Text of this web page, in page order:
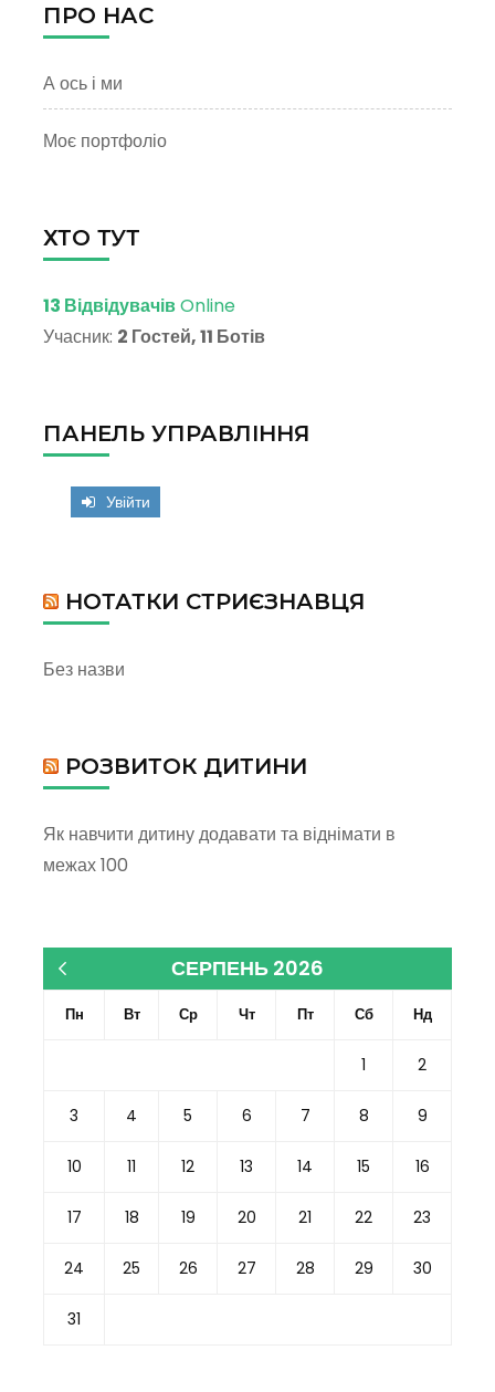
ПРО НАС
А ось і ми
Моє портфоліо
ХТО ТУТ
13 ВідвідувачівOnline
Учасник: 2 Гостей, 11 Ботів
ПАНЕЛЬ УПРАВЛІННЯ
Увійти
НОТАТКИ СТРИЄЗНАВЦЯ
Без назви
РОЗВИТОК ДИТИНИ
Як навчити дитину додавати та віднімати в
межах 100
СЕРПЕНЬ 2026
Пн Вт Ср Чт Пт Сб Нд
1 2
3 4 5 6 7 8 9
10 11 12 13 14 15 16
17 18 19 20 21 22 23
24 25 26 27 28 29 30
31